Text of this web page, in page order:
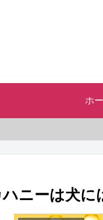
ホ
ニーは犬に